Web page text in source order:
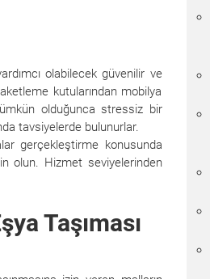
olabilecek güvenilir ve
kutularından mobilya
olduğunca stressiz bir
tavsiyelerde bulunurlar.
gerçekleştirme konusunda
olun. Hizmet seviyelerinden
Taşıması